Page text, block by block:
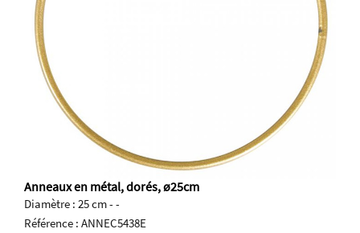
Anneaux en métal, dorés, ø25cm
Diamètre : 25 cm - -
Référence : ANNEC5438E